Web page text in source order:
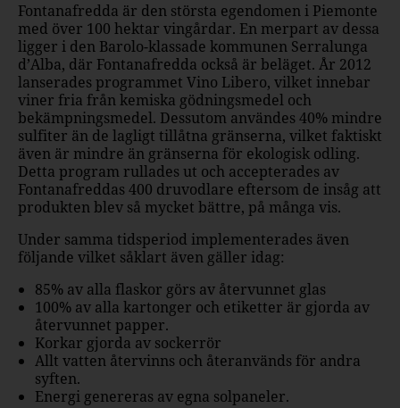
Fontanafredda är den största egendomen i Piemonte
med över 100 hektar vingårdar. En merpart av dessa
ligger i den Barolo-klassade kommunen Serralunga
d’Alba, där Fontanafredda också är beläget. År 2012
lanserades programmet Vino Libero, vilket innebar
viner fria från kemiska gödningsmedel och
bekämpningsmedel. Dessutom användes 40% mindre
sulfiter än de lagligt tillåtna gränserna, vilket faktiskt
även är mindre än gränserna för ekologisk odling.
Detta program rullades ut och accepterades av
Fontanafreddas 400 druvodlare eftersom de insåg att
produkten blev så mycket bättre, på många vis.
Under samma tidsperiod implementerades även
följande vilket såklart även gäller idag:
85% av alla flaskor görs av återvunnet glas
100% av alla kartonger och etiketter är gjorda av
återvunnet papper.
Korkar gjorda av sockerrör
Allt vatten återvinns och återanvänds för andra
syften.
Energi genereras av egna solpaneler.